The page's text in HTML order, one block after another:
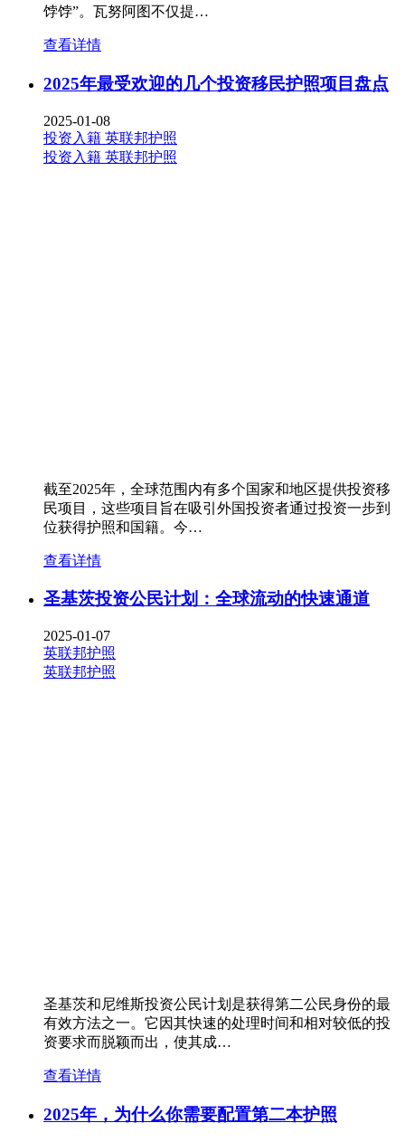
饽饽”。瓦努阿图不仅提…
查看详情
2025年最受欢迎的几个投资移民护照项目盘点
2025-01-08
投资入籍 英联邦护照
投资入籍 英联邦护照
截至2025年，全球范围内有多个国家和地区提供投资移
民项目，这些项目旨在吸引外国投资者通过投资一步到
位获得护照和国籍。今…
查看详情
圣基茨投资公民计划：全球流动的快速通道
2025-01-07
英联邦护照
英联邦护照
圣基茨和尼维斯投资公民计划是获得第二公民身份的最
有效方法之一。它因其快速的处理时间和相对较低的投
资要求而脱颖而出，使其成…
查看详情
2025年，为什么你需要配置第二本护照